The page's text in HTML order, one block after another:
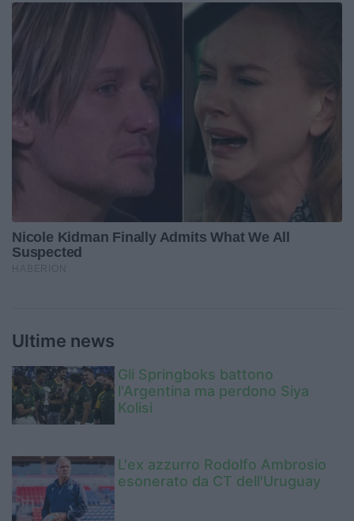
Ultime news
Gli Springboks battono
l'Argentina ma perdono Siya
Kolisi
L'ex azzurro Rodolfo Ambrosio
esonerato da CT dell'Uruguay